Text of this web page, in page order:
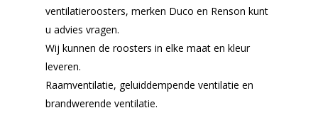
ventilatieroosters, merken Duco en Renson kunt
u advies vragen.
Wij kunnen de roosters in elke maat en kleur
leveren.
Raamventilatie, geluiddempende ventilatie en
brandwerende ventilatie.